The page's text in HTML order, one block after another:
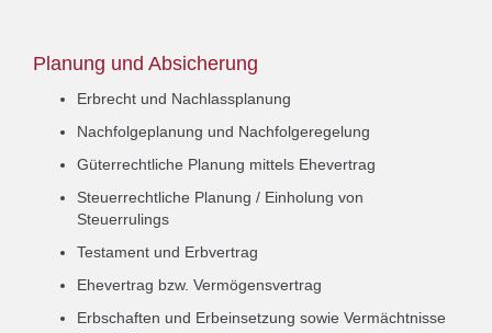
Planung und Absicherung
Erbrecht und Nachlassplanung
Nachfolgeplanung und Nachfolgeregelung
Güterrechtliche Planung mittels Ehevertrag
Steuerrechtliche Planung / Einholung von
Steuerrulings
Testament und Erbvertrag
Ehevertrag bzw. Vermögensvertrag
Erbschaften und Erbeinsetzung sowie Vermächtnisse